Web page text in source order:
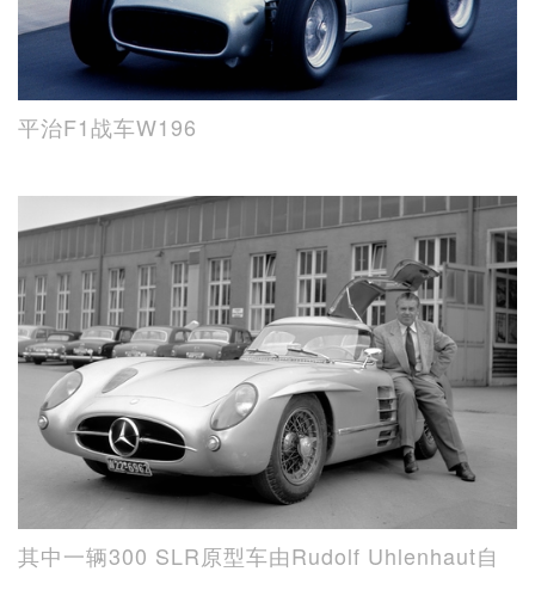
平治F1战车W196
其中一辆300 SLR原型车由Rudolf Uhlenhaut自